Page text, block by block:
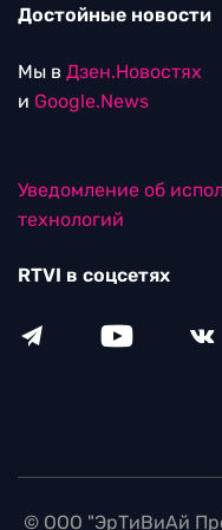
Достойные новости
Мы в Дзен.Новостях
и Google.News
Уведомление об
технологий
RTVI в соцсетях
© ООО "ЭрТиВиАй